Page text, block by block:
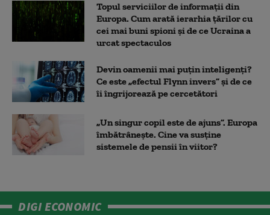
Topul serviciilor de informații din
Europa. Cum arată ierarhia țărilor cu
cei mai buni spioni și de ce Ucraina a
urcat spectaculos
Devin oamenii mai puțin inteligenți?
Ce este „efectul Flynn invers” și de ce
îi îngrijorează pe cercetători
„Un singur copil este de ajuns”. Europa
îmbătrânește. Cine va susține
sistemele de pensii în viitor?
DIGI ECONOMIC